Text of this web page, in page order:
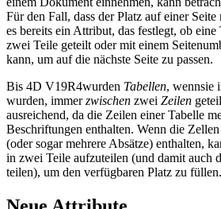
Für den Fall, dass der Platz auf einer
es bereits ein Attribut, das festlegt, ob eine
zwei Teile geteilt oder mit einem
kann, um auf die nächste Seite zu passen.
Bis 4D V19R4wurden Tabellen, wennsie
wurden, immerzwischen zwei Zeilen
ausreichend, da die Zeilen einer Tabelle
Beschriftungen enthalten. Wenn die
(oder sogar mehrere Absätze) enthalten,
in zwei Teile aufzuteilen (und damit auch
teilen), um den verfügbaren Platz zu füllen.